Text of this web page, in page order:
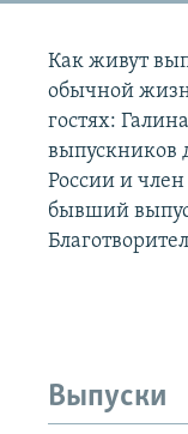
Как живут
обычной
гостях:
выпускников
России и
бывший
Выпуски